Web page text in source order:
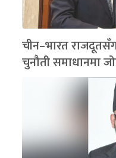
चीन–भारत
चुनौती समाधानमा